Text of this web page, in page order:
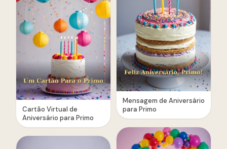
Cartão Virtual de
Aniversário para Primo
Mensagem de Aniversário
para Primo